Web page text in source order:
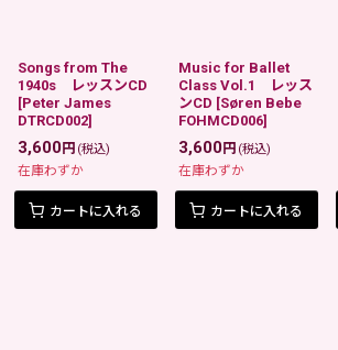
Songs from The
1940s レッスンCD
[Peter James
DTRCD002]
3,600円 (税込)
在庫わずか
カートに入れる
Music for Ballet
Class Vol.1 レッス
ンCD [Søren Bebe
FOHMCD006]
3,600円 (税込)
在庫わずか
カートに入れる